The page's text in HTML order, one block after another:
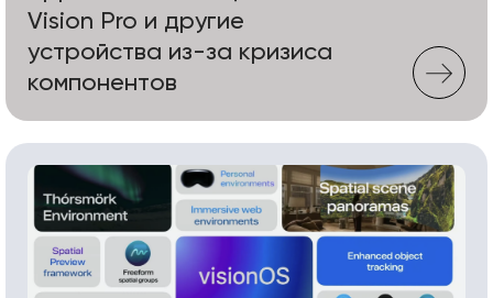
Vision Pro и другие
устройства из-за кризиса
компонентов